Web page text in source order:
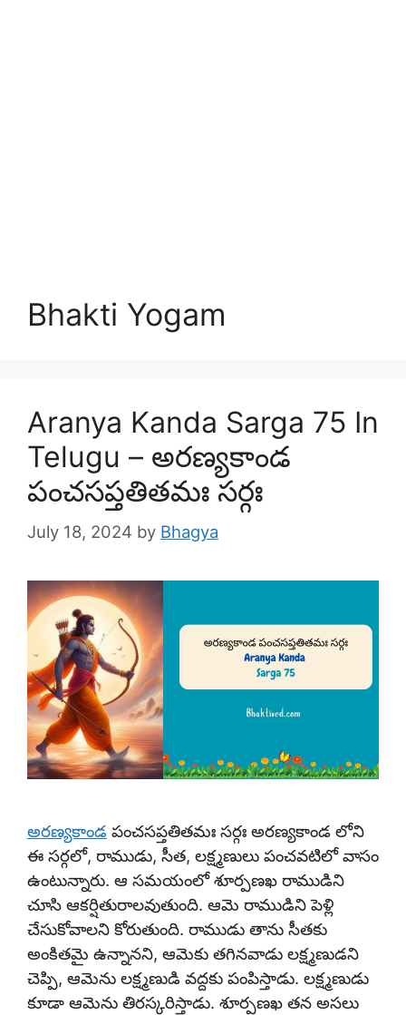
Bhakti Yogam
Aranya Kanda Sarga 75 In
Telugu – అరణ్యకాండ
పంచసప్తతితమః సర్గః
July 18, 2024 by Bhagya
అరణ్యకాండ పంచసప్తతితమః సర్గః అరణ్యకాండ లోని
ఈ సర్గలో, రాముడు, సీత, లక్ష్మణులు పంచవటిలో వాసం
ఉంటున్నారు. ఆ సమయంలో శూర్పణఖ రాముడిని
చూసి ఆకర్షితురాలవుతుంది. ఆమె రాముడిని పెళ్లి
చేసుకోవాలని కోరుతుంది. రాముడు తాను సీతకు
అంకితమై ఉన్నానని, ఆమెకు తగినవాడు లక్ష్మణుడని
చెప్పి, ఆమెను లక్ష్మణుడి వద్దకు పంపిస్తాడు. లక్ష్మణుడు
కూడా ఆమెను తిరస్కరిస్తాడు. శూర్పణఖ తన అసలు